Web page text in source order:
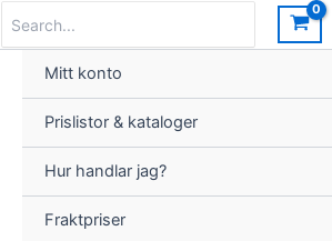
innehåll
for:
Mitt konto
Prislistor & kataloger
Hur handlar jag?
Fraktpriser